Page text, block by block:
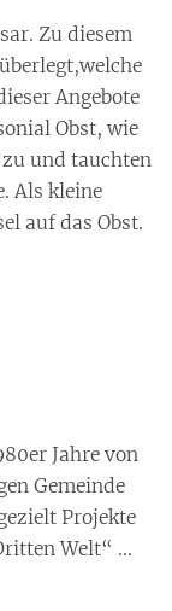
Zu diesem
Angebote
Obst, wie
und tauchten
Als kleine
auf das Obst.
Jahre von
Gemeinde
Projekte
Welt“ ...